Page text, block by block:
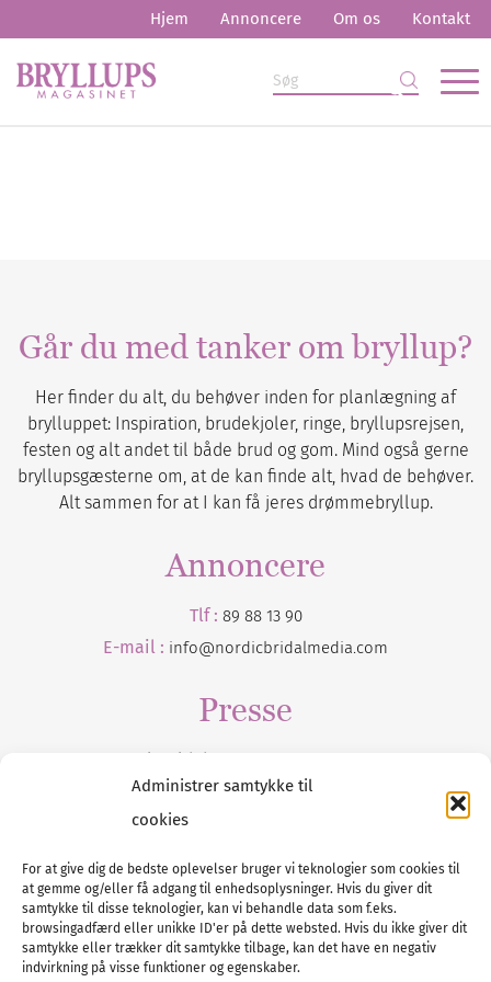
Administrer samtykke til
cookies
For at give dig de bedste oplevelser bruger vi teknologier som cookies til
at gemme og/eller få adgang til enhedsoplysninger. Hvis du giver dit
samtykke til disse teknologier, kan vi behandle data som f.eks.
browsingadfærd eller unikke ID'er på dette websted. Hvis du ikke giver dit
samtykke eller trækker dit samtykke tilbage, kan det have en negativ
indvirkning på visse funktioner og egenskaber.
Hjem Annoncere Om os Kontakt
Går du med tanker om bryllup?
Her finder du alt, du behøver inden for planlægning af
brylluppet: Inspiration, brudekjoler, ringe, bryllupsrejsen,
festen og alt andet til både brud og gom. Mind også gerne
bryllupsgæsterne om, at de kan finde alt, hvad de behøver.
Alt sammen for at I kan få jeres drømmebryllup.
Annoncere
Tlf : 89 88 13 90
E-mail : info@nordicbridalmedia.com
Presse
Tilmeld dig vores
Tel :89 88 13 90
E-post:info@nordicbridalmedia.com
Nordic Bridal Media